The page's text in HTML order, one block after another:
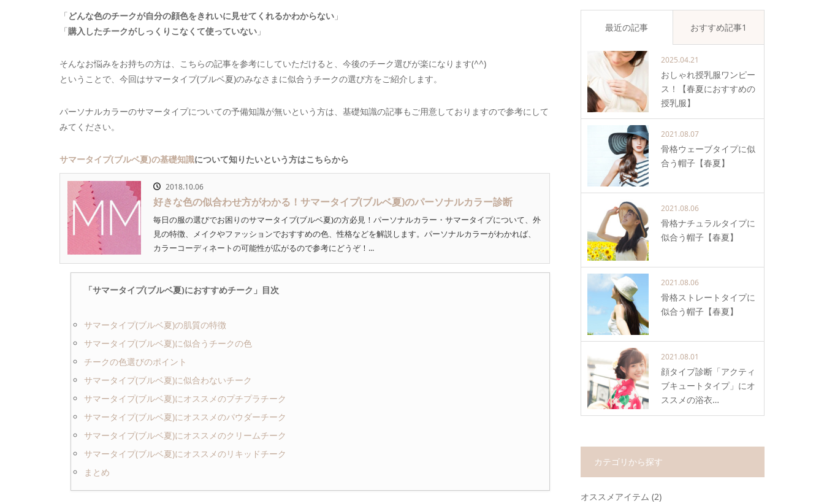
「どんな色のチークが自分の顔色をきれいに見せてくれるかわからない 」
「購入したチークがしっくりこなくて使っていない 」
そんなお悩みをお持ちの方は、こちらの記事を参考にしていただけると、今後のチーク選びが楽になります(^^)
ということで、今回はサマータイプ(ブルベ夏)のみなさまに似合うチークの選び方をご紹介します。
パーソナルカラーのサマータイプについての予備知識が無いという方は、基礎知識の記事もご用意しておりますので参考にして
みてください。
サマータイプ(ブルベ夏)の基礎知識について知りたいという方はこちらから
2018.10.06
好きな色の似合わせ方がわかる！サマータイプ(ブルベ夏)のパーソナルカラー診断
毎日の服の選びでお困りのサマータイプ(ブルベ夏)の方必見！パーソナルカラー・サマータイプについて、外
見の特徴、メイクやファッションでおすすめの色、性格などを解説します。パーソナルカラーがわかれば、
カラーコーディネートの可能性が広がるので参考にどうぞ！...
「サマータイプ(ブルベ夏)におすすめチーク」目次
サマータイプ(ブルベ夏)の肌質の特徴
サマータイプ(ブルベ夏)に似合うチークの色
チークの色選びのポイント
サマータイプ(ブルベ夏)に似合わないチーク
サマータイプ(ブルベ夏)にオススメのプチプラチーク
サマータイプ(ブルベ夏)にオススメのパウダーチーク
サマータイプ(ブルベ夏)にオススメのクリームチーク
サマータイプ(ブルベ夏)にオススメのリキッドチーク
まとめ
最近の記事 おすすめ記事1
2025.04.21
おしゃれ授乳服ワンピー
ス！【春夏におすすめの
授乳服】
2021.08.07
骨格ウェーブタイプに似
合う帽子【春夏】
2021.08.06
骨格ナチュラルタイプに
似合う帽子【春夏】
2021.08.06
骨格ストレートタイプに
似合う帽子【春夏】
2021.08.01
顔タイプ診断「アクティ
ブキュートタイプ」にオ
ススメの浴衣…
カテゴリから探す
オススメアイテム (2)